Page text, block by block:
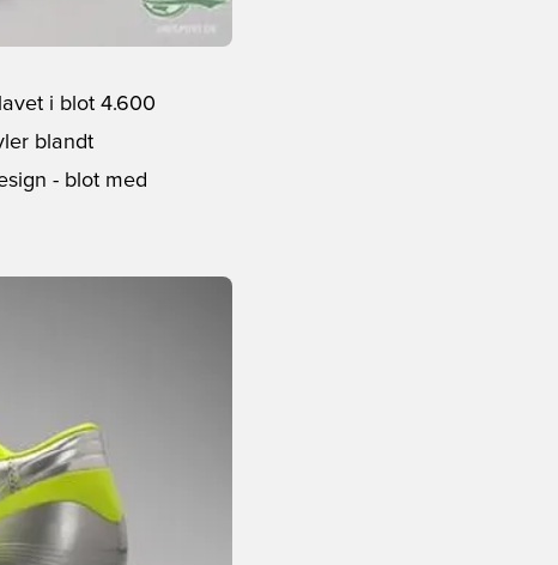
i blot 4.600
blandt
- blot med